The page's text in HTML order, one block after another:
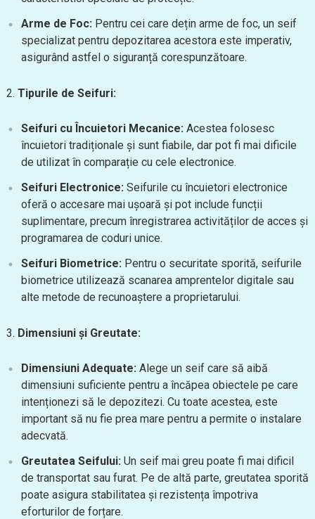
Arme de Foc: Pentru cei care dețin arme de foc, un seif
specializat pentru depozitarea acestora este imperativ,
asigurând astfel o siguranță corespunzătoare.
2. Tipurile de Seifuri:
Seifuri cu Încuietori Mecanice: Acestea folosesc
încuietori tradiționale și sunt fiabile, dar pot fi mai dificile
de utilizat în comparație cu cele electronice.
Seifuri Electronice: Seifurile cu încuietori electronice
oferă o accesare mai ușoară și pot include funcții
suplimentare, precum înregistrarea activităților de acces și
programarea de coduri unice.
Seifuri Biometrice: Pentru o securitate sporită, seifurile
biometrice utilizează scanarea amprentelor digitale sau
alte metode de recunoaștere a proprietarului.
3. Dimensiuni și Greutate:
Dimensiuni Adequate: Alege un seif care să aibă
dimensiuni suficiente pentru a încăpea obiectele pe care
intenționezi să le depozitezi. Cu toate acestea, este
important să nu fie prea mare pentru a permite o instalare
adecvată.
Greutatea Seifului: Un seif mai greu poate fi mai dificil
de transportat sau furat. Pe de altă parte, greutatea sporită
poate asigura stabilitatea și rezistența împotriva
eforturilor de forțare.